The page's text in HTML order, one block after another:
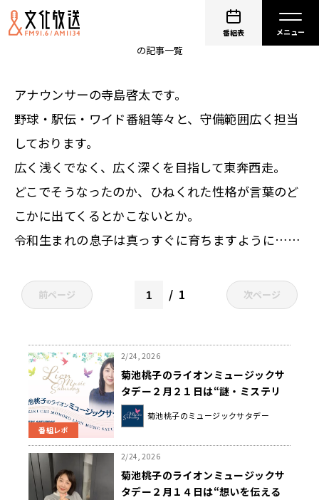
番組表
の記事一覧
アナウンサーの寺島啓太です。
野球・駅伝・ワイド番組等々と、守備範囲広く担当
しております。
広く浅くでなく、広く深くを目指して東奔西走。
どこでそうなったのか、ひねくれた性格が言葉のど
こかに出てくるとかこないとか。
令和生まれの息子は真っすぐに育ちますように……
前ページ 1 次ページ
番組レポ
2/24, 2026
菊池桃子のライオンミュージックサ
タデー２月２１日は“謎・ミステリ
ーソングコレクション”でした！
菊池桃子のミュージックサタデー
2/24, 2026
菊池桃子のライオンミュージックサ
タデー２月１４日は“想いを伝える